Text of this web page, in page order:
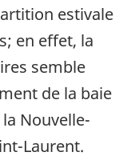
estivale
en effet, la
semble
de la baie
Nouvelle-
Laurent.